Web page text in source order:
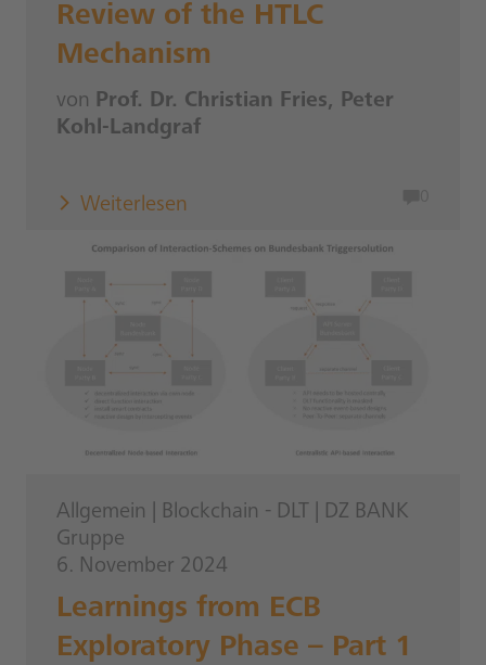
Review of the HTLC
Mechanism
von Prof. Dr. Christian Fries, Peter
Kohl-Landgraf
Weiterlesen
Allgemein Blockchain - DLT
DZ BANK
Gruppe
6. November 2024
Learnings from ECB
Exploratory Phase – Part 1